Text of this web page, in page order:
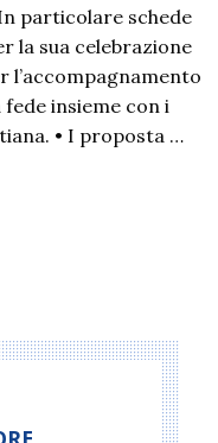
particolare schede
la sua celebrazione
l’accompagnamento
insieme con i
• I proposta …